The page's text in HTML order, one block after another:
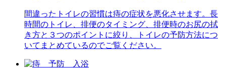
間違ったトイレの習慣は痔の症状を悪化させます。長
時間のトイレ、排便のタイミング、排便時のお尻の拭
き方と３つのポイントに絞り、トイレの予防方法につ
いてまとめているのでご覧ください。